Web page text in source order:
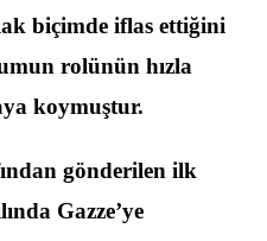
biçimde iflas ettiğini
rolünün hızla
koymuştur.
gönderilen ilk
Gazze’ye